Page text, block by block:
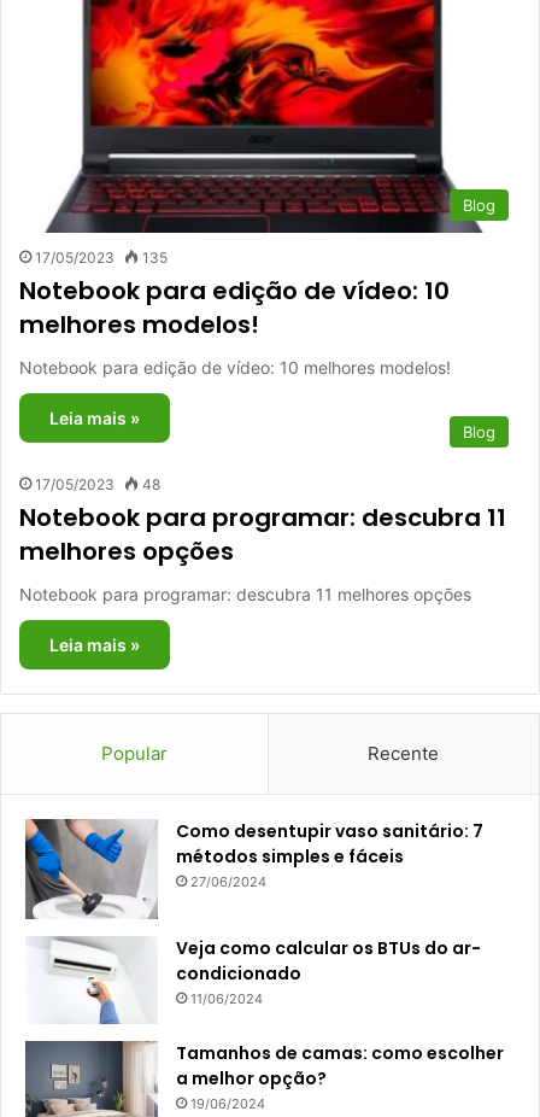
Blog
17/05/2023 135
Notebook para edição de vídeo: 10
melhores modelos!
Notebook para edição de vídeo: 10 melhores modelos!
Leia mais »
Blog
17/05/2023 48
Notebook para programar: descubra 11
melhores opções
Notebook para programar: descubra 11 melhores opções
Leia mais »
Popular Recente
Como desentupir vaso sanitário: 7
métodos simples e fáceis
27/06/2024
Veja como calcular os BTUs do ar-
condicionado
11/06/2024
Tamanhos de camas: como escolher
a melhor opção?
19/06/2024